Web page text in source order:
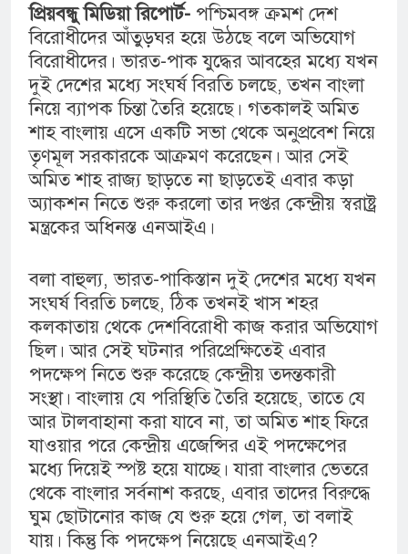
প্রিয়বন্ধু মিডিয়া রিপোর্ট- পশ্চিমবঙ্গ ক্রমশ দেশ
বিরোধীদের আঁতুড়ঘর হয়ে উঠছে বলে অভিযোগ
বিরোধীদের। ভারত-পাক যুদ্ধের আবহের মধ্যে যখন
দুই দেশের মধ্যে সংঘর্ষ বিরতি চলছে, তখন বাংলা
নিয়ে ব্যাপক চিন্তা তৈরি হয়েছে। গতকালই অমিত
শাহ বাংলায় এসে একটি সভা থেকে অনুপ্রবেশ নিয়ে
তৃণমূল সরকারকে আক্রমণ করেছেন। আর সেই
অমিত শাহ রাজ্য ছাড়তে না ছাড়তেই এবার কড়া
অ্যাকশন নিতে শুরু করলো তার দপ্তর কেন্দ্রীয় স্বরাষ্ট্র
মন্ত্রকের অধিনস্ত এনআইএ।‌
বলা বাহুল্য, ভারত-পাকিস্তান দুই দেশের মধ্যে যখন
সংঘর্ষ বিরতি চলছে, ঠিক তখনই খাস শহর
কলকাতায় থেকে দেশবিরোধী কাজ করার অভিযোগ
ছিল। আর সেই ঘটনার পরিপ্রেক্ষিতেই এবার
পদক্ষেপ নিতে শুরু করেছে কেন্দ্রীয় তদন্তকারী
সংস্থা। বাংলায় যে পরিস্থিতি তৈরি হয়েছে, তাতে যে
আর টালবাহানা করা যাবে না, তা অমিত শাহ ফিরে
যাওয়ার পরে কেন্দ্রীয় এজেন্সির এই পদক্ষেপের
মধ্যে দিয়েই স্পষ্ট হয়ে যাচ্ছে। যারা বাংলার ভেতরে
থেকে বাংলার সর্বনাশ করছে, এবার তাদের বিরুদ্ধে
ঘুম ছোটানোর কাজ যে শুরু হয়ে গেল, তা বলাই
যায়। কিন্তু কি পদক্ষেপ নিয়েছে এনআইএ?